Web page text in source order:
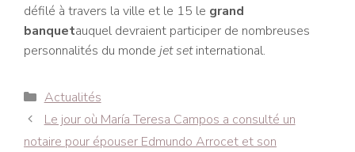
défilé à travers la ville et le 15 le grand
banquetauquel devraient participer de nombreuses
personnalités du monde jet setinternational.
Catégories
Actualités
Navigation
des
Le jour où María Teresa Campos a consulté un
notaire pour épouser Edmundo Arrocet et son